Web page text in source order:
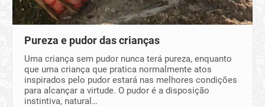
Pureza e pudor das crianças
Uma criança sem pudor nunca terá pureza, enquanto
que uma criança que pratica normalmente atos
inspirados pelo pudor estará nas melhores condições
para alcançar a virtude. O pudor é a disposição
instintiva, natural…